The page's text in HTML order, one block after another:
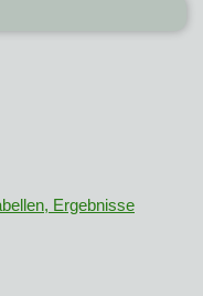
Ergebnisse